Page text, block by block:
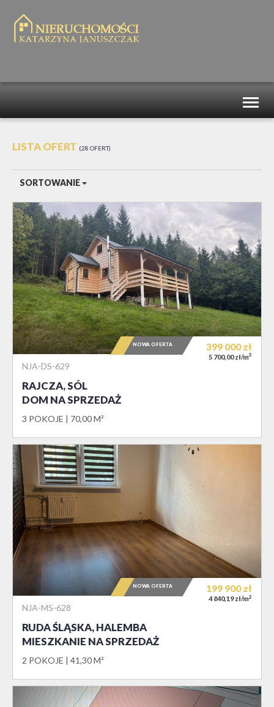
LISTA OFERT 28 OFERT
SORTOWANIE
NJA-DS-629
RAJCZA, SÓL
DOM NA SPRZEDAŻ
3 POKOJE 70,00 M²
399 000zł
5 700,00 zł/m2
NOWA OFERTA
NJA-MS-628
RUDA ŚLĄSKA, HALEMBA
MIESZKANIE NA SPRZEDAŻ
2 POKOJE 41,30 M²
199 900zł
4 840,19 zł/m2
NOWA OFERTA